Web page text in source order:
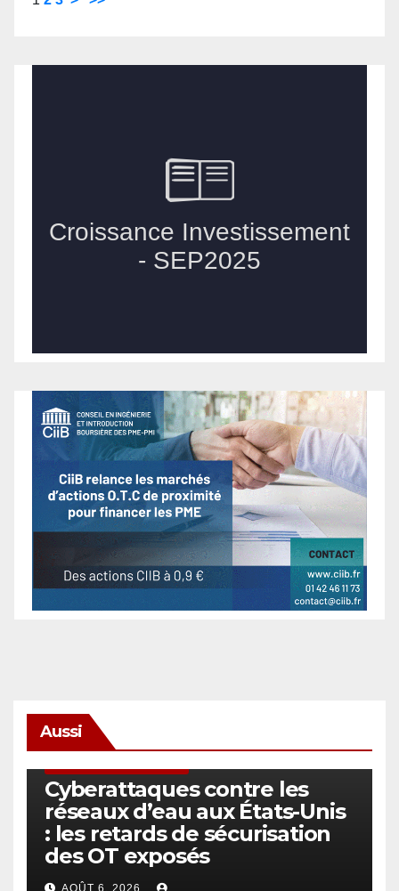
Aussi
Cyberattaques contre les
réseaux d’eau aux États-Unis
: les retards de sécurisation
des OT exposés